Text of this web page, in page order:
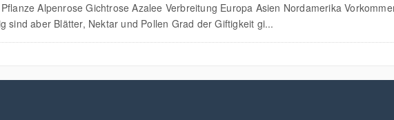
Alpenrose Gichtrose Azalee Verbreitung Europa Asien Nordamerika
sind aber Blätter, Nektar und Pollen Grad der Giftigkeit gi...